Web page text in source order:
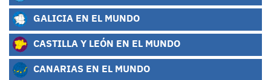
GALICIA EN EL MUNDO
CASTILLA Y LEÓN EN EL MUNDO
CANARIAS EN EL MUNDO